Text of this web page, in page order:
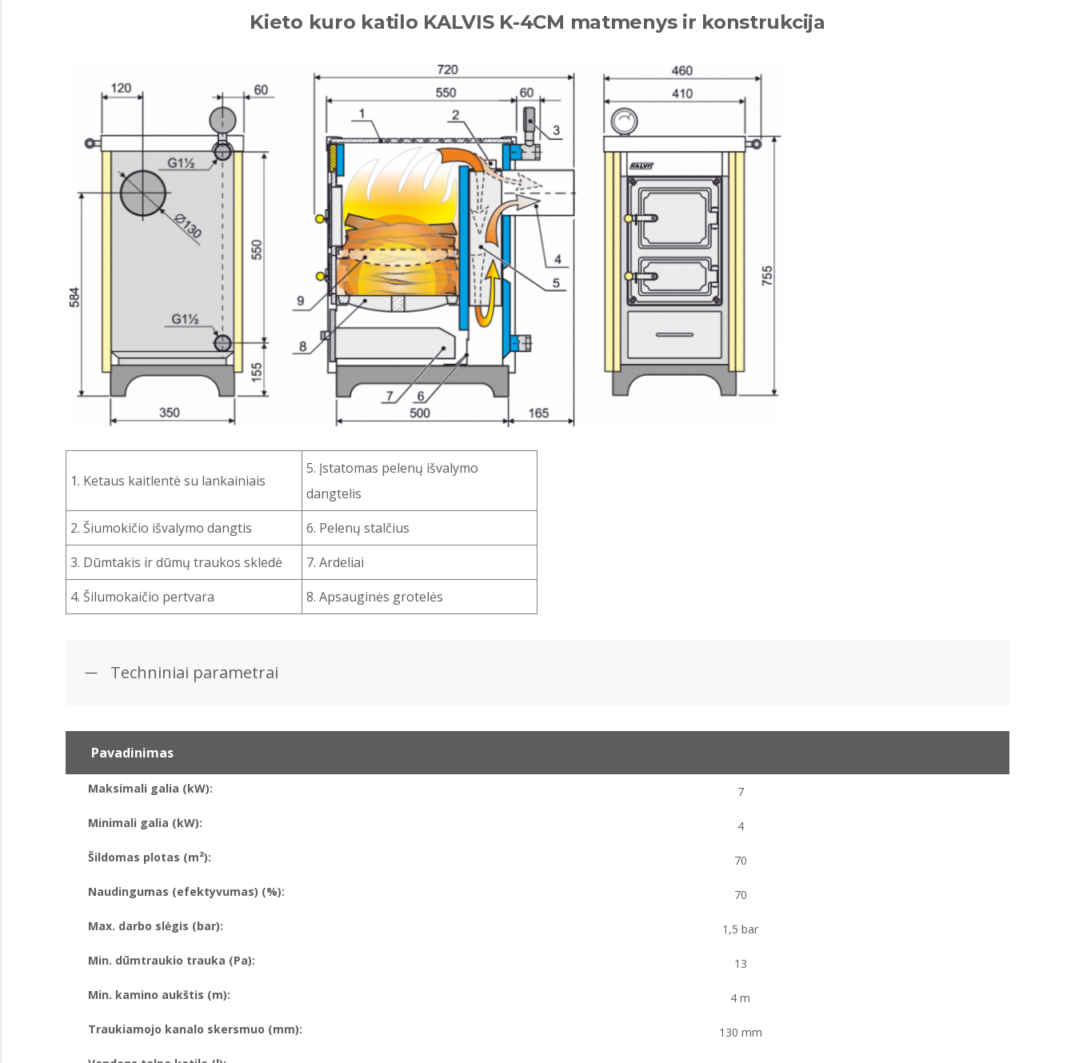
Kieto kuro katilo KALVIS K-4CM matmenys ir konstrukcija
1. Ketaus kaitlentė su lankainiais
5. Įstatomas pelenų išvalymo
dangtelis
2. Šiumokičio išvalymo dangtis
6. Pelenų stalčius
3. Dūmtakis ir dūmų traukos skledė
7. Ardeliai
4. Šilumokaičio pertvara
8. Apsauginės grotelės
Techniniai parametrai
Pavadinimas
Maksimali galia (kW): 7
Minimali galia (kW): 4
Šildomas plotas (m²): 70
Naudingumas (efektyvumas) (%): 70
Max. darbo slėgis (bar): 1,5 bar
Min. dūmtraukio trauka (Pa): 13
Min. kamino aukštis (m): 4 m
Traukiamojo kanalo skersmuo (mm): 130 mm